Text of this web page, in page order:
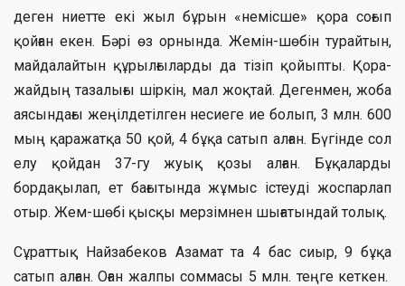
деген ниетте екі жыл бұрын «немісше» қора соғып
қойған екен. Бәрі өз орнында. Жемін-шөбін турайтын,
майдалайтын құрылғыларды да тізіп қойыпты. Қора-
жайдың тазалығы шіркін, мал жоқтай. Дегенмен, жоба
аясындағы жеңілдетілген несиеге ие болып, 3 млн. 600
мың қаражатқа 50 қой, 4 бұқа сатып алған. Бүгінде сол
елу қойдан 37-гу жуық қозы алған. Бұқаларды
бордақылап, ет бағытында жұмыс істеуді жоспарлап
отыр. Жем-шөбі қысқы мерзімнен шығатындай толық.
Сұраттық Найзабеков Азамат та 4 бас сиыр, 9 бұқа
сатып алған. Оған жалпы соммасы 5 млн. теңге кеткен.